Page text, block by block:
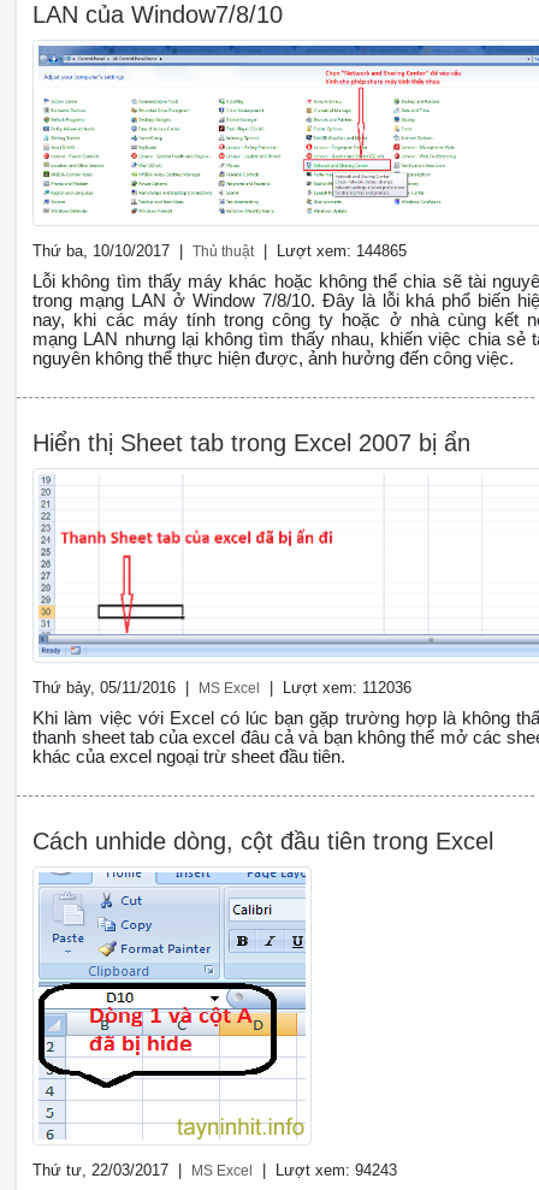
LAN của Window7/8/10
Thứ ba, 10/10/2017 |Thủ thuật | Lượt xem: 144865
Lỗi không tìm thấy máy khác hoặc không thể chia sẽ tài
trong mạng LAN ở Window 7/8/10. Đây là lỗi khá phổ biến
nay, khi các máy tính trong công ty hoặc ở nhà cùng kết
mạng LAN nhưng lại không tìm thấy nhau, khiến việc chia sẻ
nguyên không thể thực hiện được, ảnh hưởng đến công việc.
Hiển thị Sheet tab trong Excel 2007 bị ẩn
Thứ bảy, 05/11/2016 | MS Excel | Lượt xem: 112036
Khi làm việc với Excel có lúc bạn gặp trường hợp là không
thanh sheet tab của excel đâu cả và bạn không thể mở các
khác của excel ngoại trừ sheet đầu tiên.
Cách unhide dòng, cột đầu tiên trong Excel
Thứ tư, 22/03/2017 | MS Excel | Lượt xem: 94243